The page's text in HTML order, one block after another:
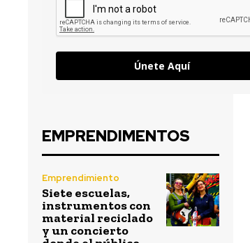
Únete Aquí
EMPRENDIMENTOS
Emprendimiento
Siete escuelas,
instrumentos con
material reciclado
y un concierto